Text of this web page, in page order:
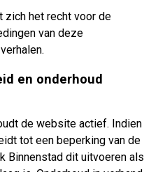
zich het recht voor de
van deze
en onderhoud
de website actief. Indien
tot een beperking van de
Binnenstad dit uitvoeren als